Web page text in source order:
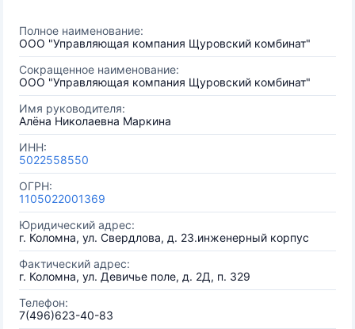
Полное наименование:
ООО "Управляющая компания Щуровский комбинат"
Сокращенное наименование:
ООО "Управляющая компания Щуровский комбинат"
Имя руководителя:
Алёна Николаевна Маркина
ИНН:
5022558550
ОГРН:
1105022001369
Юридический адрес:
г. Коломна, ул. Свердлова, д. 23.инженерный корпус
Фактический адрес:
г. Коломна, ул. Девичье поле, д. 2Д, п. 329
Телефон:
7(496)623-40-83